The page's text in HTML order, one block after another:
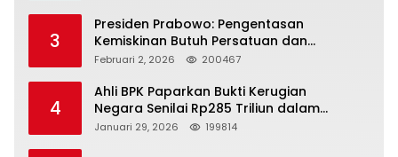
3
Presiden Prabowo: Pengentasan
Kemiskinan Butuh Persatuan dan
Kepemimpinan yang Bertanggung Jawab
Februari 2, 2026 200467
4
Ahli BPK Paparkan Bukti Kerugian
Negara Senilai Rp285 Triliun dalam
Persidangan Korupsi PT Pertamina
Januari 29, 2026 199814